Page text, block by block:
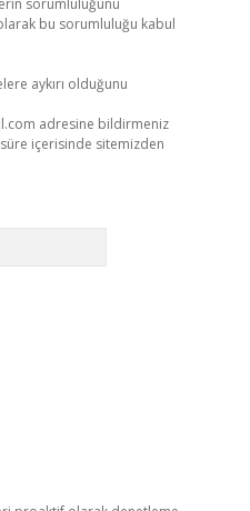
sorumluluğunu
bu sorumluluğu kabul
aykırı olduğunu
adresine bildirmeniz
içerisinde sitemizden